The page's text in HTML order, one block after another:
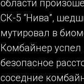
области
СК-5 “Нива”,
мутировал в
Комбайнер
безопасное
соседние